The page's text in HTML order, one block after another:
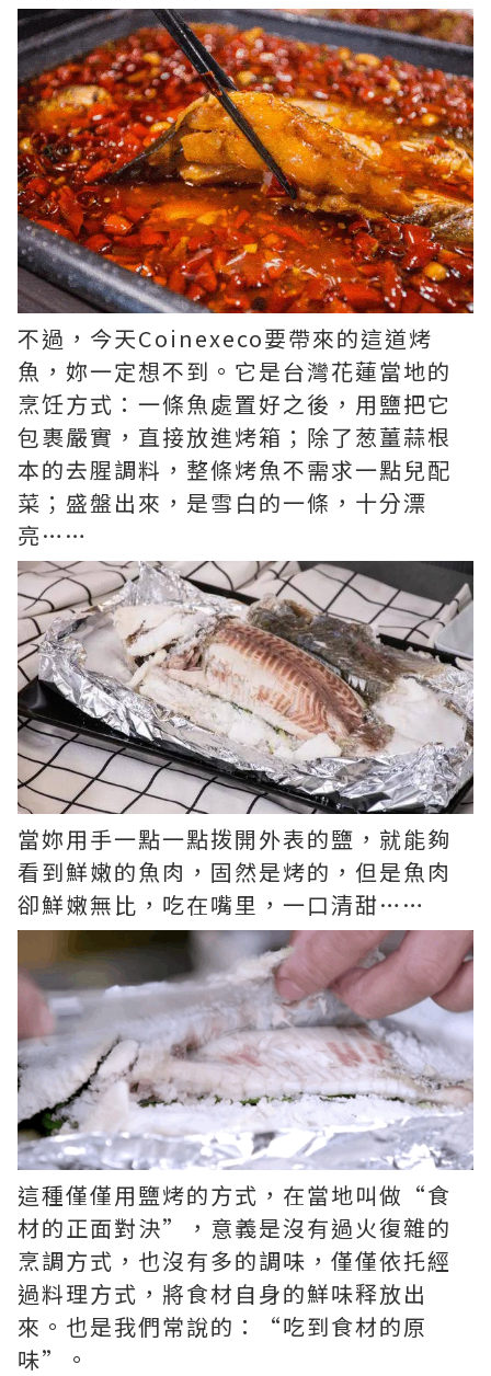
不過，今天Coinexeco要帶來的這道烤
魚，妳一定想不到。它是台灣花蓮當地的
烹饪方式：一條魚處置好之後，用鹽把它
包裹嚴實，直接放進烤箱；除了葱薑蒜根
本的去腥調料，整條烤魚不需求一點兒配
菜；盛盤出來，是雪白的一條，十分漂
亮……
當妳用手一點一點拨開外表的鹽，就能夠
看到鮮嫩的魚肉，固然是烤的，但是魚肉
卻鮮嫩無比，吃在嘴里，一口清甜……
這種僅僅用鹽烤的方式，在當地叫做“食
材的正面對決”，意義是沒有過火復雜的
烹調方式，也沒有多的調味，僅僅依托經
過料理方式，將食材自身的鮮味释放出
來。也是我們常說的：“吃到食材的原
味”。